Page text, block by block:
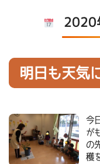
2020
明日も天気
今
が
の
穫